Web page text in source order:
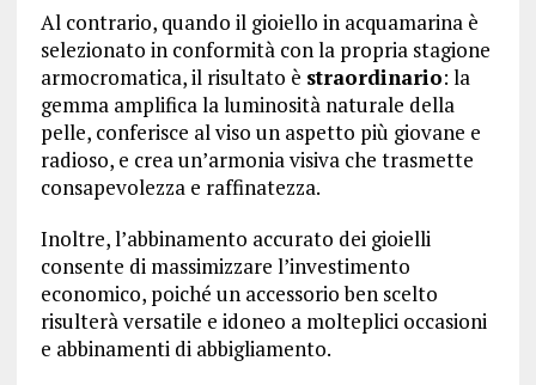
Al contrario, quando il gioiello in acquamarina è
selezionato in conformità con la propria stagione
armocromatica, il risultato è straordinario: la
gemma amplifica la luminosità naturale della
pelle, conferisce al viso un aspetto più giovane e
radioso, e crea un’armonia visiva che trasmette
consapevolezza e raffinatezza.
Inoltre, l’abbinamento accurato dei gioielli
consente di massimizzare l’investimento
economico, poiché un accessorio ben scelto
risulterà versatile e idoneo a molteplici occasioni
e abbinamenti di abbigliamento.